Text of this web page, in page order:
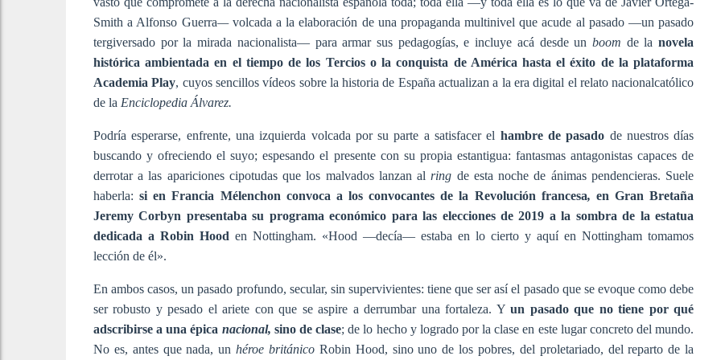
Smith a Alfonso Guerra—volcada a la elaboración de una propaganda multinivel que acude al pasado —un pasado
tergiversado por la mirada nacionalista— para armar sus pedagogías, e incluye acá desde unboom de lanovela
histórica ambientada en el tiempo de los Tercios o la conquista de América hasta el éxito de la plataforma
Academia Play, cuyos sencillos vídeos sobre la historia de España actualizan a la era digital el relato nacionalcatólico
de la Enciclopedia Álvarez.
Podría esperarse, enfrente, una izquierda volcada por su parte a satisfacer el hambre de pasado de nuestros días
buscando y ofreciendo el suyo; espesando el presente con su propia estantigua: fantasmas antagonistas capaces de
derrotar a las apariciones cipotudas que los malvados lanzan al ring de esta noche de ánimas pendencieras. Suele
haberla:si en Francia Mélenchon convoca a los convocantes de la Revolución francesa, en Gran Bretaña
Jeremy Corbyn presentaba su programa económico para las elecciones de 2019 a la sombra de la estatua
dedicada a Robin Hooden Nottingham. «Hood —decía— estaba en lo cierto y aquí en Nottingham tomamos
lección de él».
En ambos casos, un pasado profundo, secular, sin supervivientes: tiene que ser así el pasado que se evoque como debe
ser robusto y pesado el ariete con que se aspire a derrumbar una fortaleza. Yun pasado que no tiene por qué
adscribirse a una épica nacional, sino de clase; de lo hecho y logrado por la clase en este lugar concreto del mundo.
No es, antes que nada, unhéroe británico Robin Hood, sino uno de los pobres, del proletariado, del reparto de la